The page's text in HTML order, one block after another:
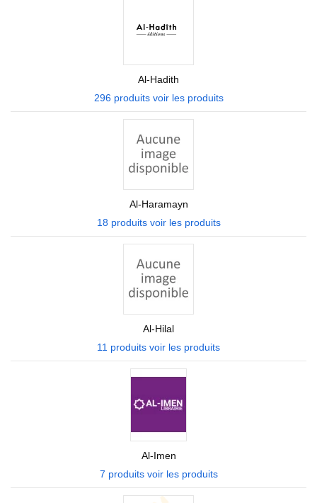
Al-Hadith
296 produits voir les produits
Al-Haramayn
18 produits voir les produits
Al-Hilal
11 produits voir les produits
Al-Imen
7 produits voir les produits